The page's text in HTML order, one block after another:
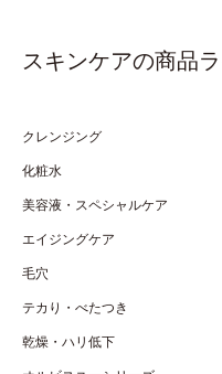
スキンケアの商品
クレンジング
化粧水
美容液・スペシャルケア
エイジングケア
毛穴
テカり・べたつき
乾燥・ハリ低下